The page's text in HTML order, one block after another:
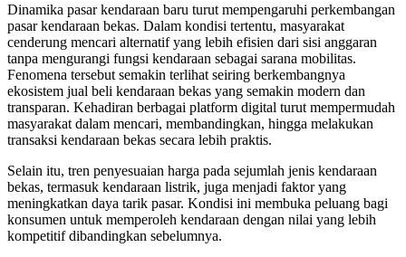
Dinamika pasar kendaraan baru turut mempengaruhi perkembangan
pasar kendaraan bekas. Dalam kondisi tertentu, masyarakat
cenderung mencari alternatif yang lebih efisien dari sisi anggaran
tanpa mengurangi fungsi kendaraan sebagai sarana mobilitas.
Fenomena tersebut semakin terlihat seiring berkembangnya
ekosistem jual beli kendaraan bekas yang semakin modern dan
transparan. Kehadiran berbagai platform digital turut mempermudah
masyarakat dalam mencari, membandingkan, hingga melakukan
transaksi kendaraan bekas secara lebih praktis.
Selain itu, tren penyesuaian harga pada sejumlah jenis kendaraan
bekas, termasuk kendaraan listrik, juga menjadi faktor yang
meningkatkan daya tarik pasar. Kondisi ini membuka peluang bagi
konsumen untuk memperoleh kendaraan dengan nilai yang lebih
kompetitif dibandingkan sebelumnya.